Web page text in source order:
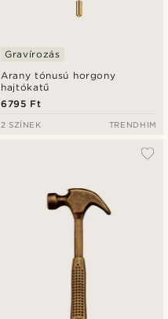
Arany tónusú horgony
hajtókatű
Gravírozás
6795 Ft
2 SZÍNEK TRENDHIM